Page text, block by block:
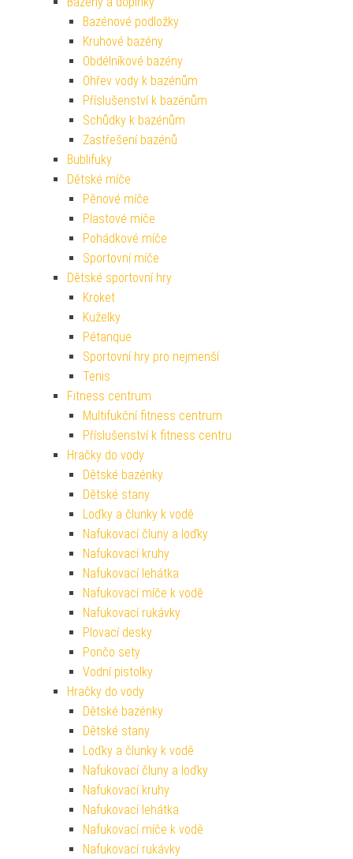
Bazénové podložky
Kruhové bazény
Obdélníkové bazény
Ohřev vody k bazénům
Příslušenství k bazénům
Schůdky k bazénům
Zastřešení bazénů
Bublifuky
Dětské míče
Pěnové míče
Plastové míče
Pohádkové míče
Sportovní míče
Dětské sportovní hry
Kroket
Kuželky
Pétanque
Sportovní hry pro nejmenší
Tenis
Fitness centrum
Multifukční fitness centrum
Příslušenství k fitness centru
Hračky do vody
Dětské bazénky
Dětské stany
Loďky a člunky k vodě
Nafukovací čluny a loďky
Nafukovací kruhy
Nafukovací lehátka
Nafukovací míče k vodě
Nafukovací rukávky
Plovací desky
Pončo sety
Vodní pistolky
Hračky do vody
Dětské bazénky
Dětské stany
Loďky a člunky k vodě
Nafukovací čluny a loďky
Nafukovací kruhy
Nafukovací lehátka
Nafukovací míče k vodě
Nafukovací rukávky